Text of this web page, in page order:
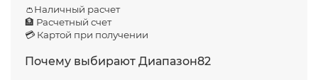
👛Наличный расчет
🏦 Расчетный счет
💳 Картой при получении
Почему выбирают Диапазон82